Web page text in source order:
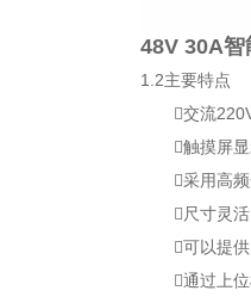
48V 30A智
1.2主要特点
交流220V
触摸屏显
采用高频
尺寸灵活
可以提供
通过上位